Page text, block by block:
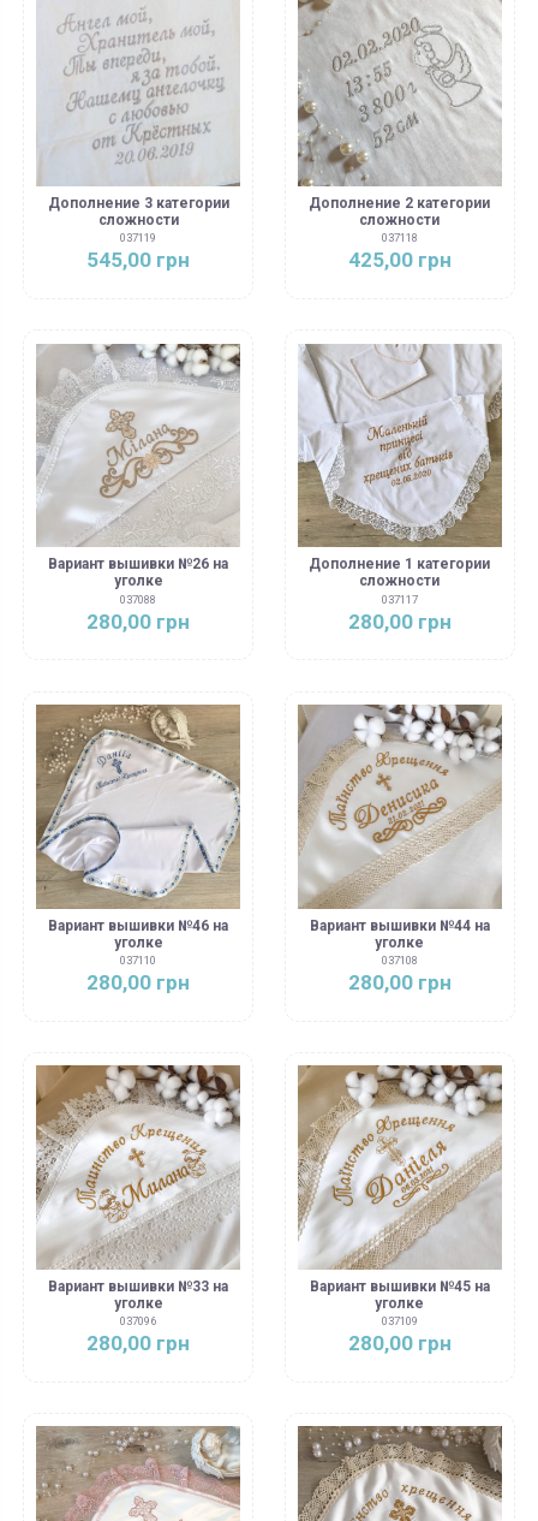
Дополнение 3 категории
сложности
037119
545,00 грн
Дополнение 2 категории
сложности
037118
425,00 грн
Вариант вышивки №26 на
уголке
037088
280,00 грн
Дополнение 1 категории
сложности
037117
280,00 грн
Вариант вышивки №46 на
уголке
037110
280,00 грн
Вариант вышивки №44 на
уголке
037108
280,00 грн
Вариант вышивки №33 на
уголке
037096
280,00 грн
Вариант вышивки №45 на
уголке
037109
280,00 грн